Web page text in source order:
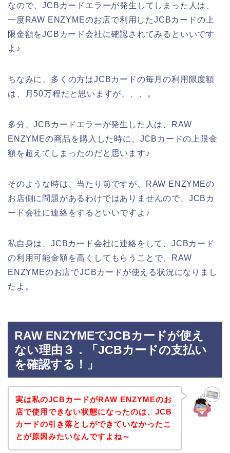
なので、JCBカードエラーが発生してしまった人は、
一度RAW ENZYMEのお店で利用したJCBカードの上
限金額をJCBカード会社に確認されてみるといいです
よ♪
ちなみに、多くの方はJCBカードの毎月の利用限度額
は、月50万程だと思いますが、、、。
多分、JCBカードエラーが発生した人は、RAW
ENZYMEの商品を購入した時に、JCBカードの上限金
額を超えてしまったのだと思います♪
そのような時は、当たり前ですが、RAW ENZYMEの
お店側に問題があるわけではありませんので、JCBカ
ード会社に連絡をするといいですよ♪
私自身は、JCBカード会社に連絡をして、JCBカード
の利用可能金額を高くしてもらうことで、RAW
ENZYMEのお店でJCBカードが使える状況になりまし
たよ。
RAW ENZYMEでJCBカードが使え
ない理由３．「JCBカードの支払い
を確認する！」
実は私のJCBカードがRAW ENZYMEのお
店で使用できない状態になったのは、JCB
カードの引き落としができていなかったこ
とが原因みたいなんですよね～